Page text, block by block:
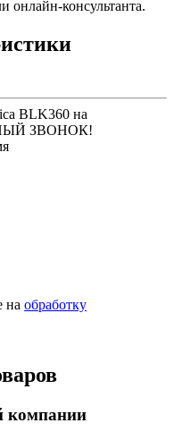
консультанта.
BLK360 на
ЗВОНОК!
на обработку
компании